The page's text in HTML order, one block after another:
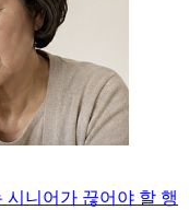
시니어가 끊어야 할 행